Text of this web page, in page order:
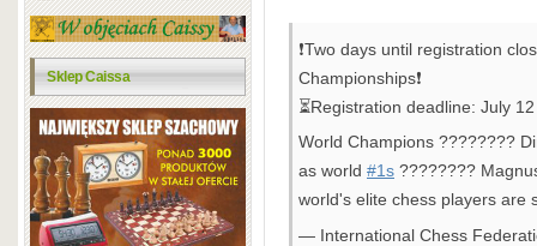
Sklep Caissa
❗Two days until registration
Championships❗
⏳Registration deadline: July 12
World Champions ????????
as world #1s ????????
world's elite chess players
— International Chess